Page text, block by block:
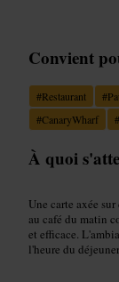
Convient
#Restaurant #
#CanaryWharf #
À quoi
Une carte axée
au café du matin
et efficace.
l'heure du